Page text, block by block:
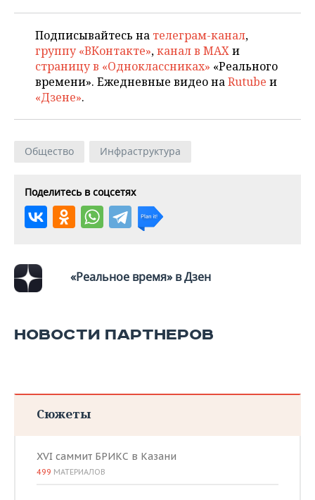
ХОККЕЙ С МЯЧОМ
ПРОИСШЕСТВИЯ
Подписывайтесь на телеграм-канал,
группу «ВКонтакте»,канал в MAXи
страницу в «Одноклассниках» «Реального
времени». Ежедневные видео наRutube и
«Дзене».
Общество Инфраструктура
Поделитесь в соцсетях
«Реальное время» в Дзен
НОВОСТИ ПАРТНЕРОВ
Сюжеты
XVI саммит БРИКС в Казани
499 МАТЕРИАЛОВ